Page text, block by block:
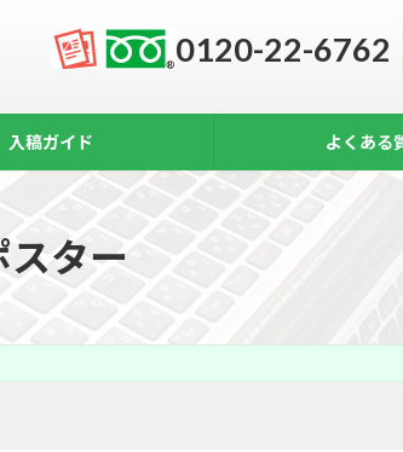
0120-22-6762
入稿ガイド よくある
スター